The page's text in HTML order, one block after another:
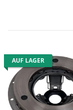
AUF LAGER